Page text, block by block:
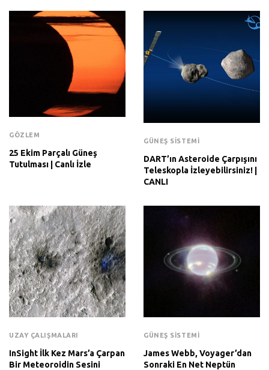
GÖZLEM
25 Ekim Parçalı Güneş
Tutulması | Canlı İzle
GÜNEŞ SISTEMI
DART’ın Asteroide Çarpışını
Teleskopla İzleyebilirsiniz! |
CANLI
UZAY ÇALIŞMALARI
InSight İlk Kez Mars’a Çarpan
Bir Meteoroidin Sesini
GÜNEŞ SISTEMI
James Webb, Voyager’dan
Sonraki En Net Neptün